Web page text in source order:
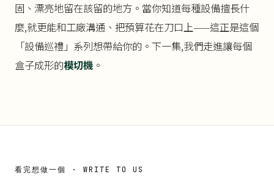
固、漂亮地留在該留的地方。當你知道每種設備擅長什
麼,就更能和工廠溝通、把預算花在刀口上——這正是這個
「設備巡禮」系列想帶給你的。下一集,我們走進讓每個
盒子成形的模切機 。
看完想做一個 · WRITE TO US